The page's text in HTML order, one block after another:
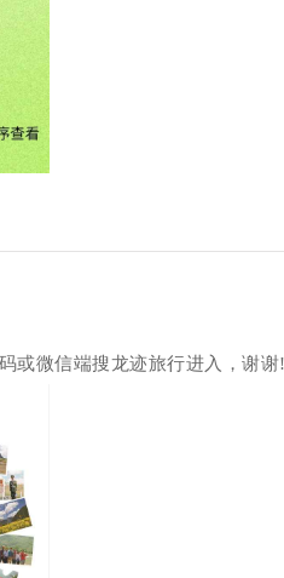
或微信端搜龙迹旅行进入，谢谢